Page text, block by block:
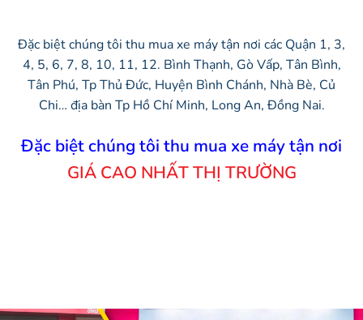
Đặc biệt chúng tôi thu mua xe máy tận nơi các Quận 1, 3,
4, 5, 6, 7, 8, 10, 11, 12. Bình Thạnh, Gò Vấp, Tân Bình,
Tân Phú, Tp Thủ Đức, Huyện Bình Chánh, Nhà Bè, Củ
Chi… địa bàn Tp Hồ Chí Minh, Long An, Đồng Nai.
Đặc biệt chúng tôi thu mua xe máy tận nơi
GIÁ CAO NHẤT THỊ TRƯỜNG